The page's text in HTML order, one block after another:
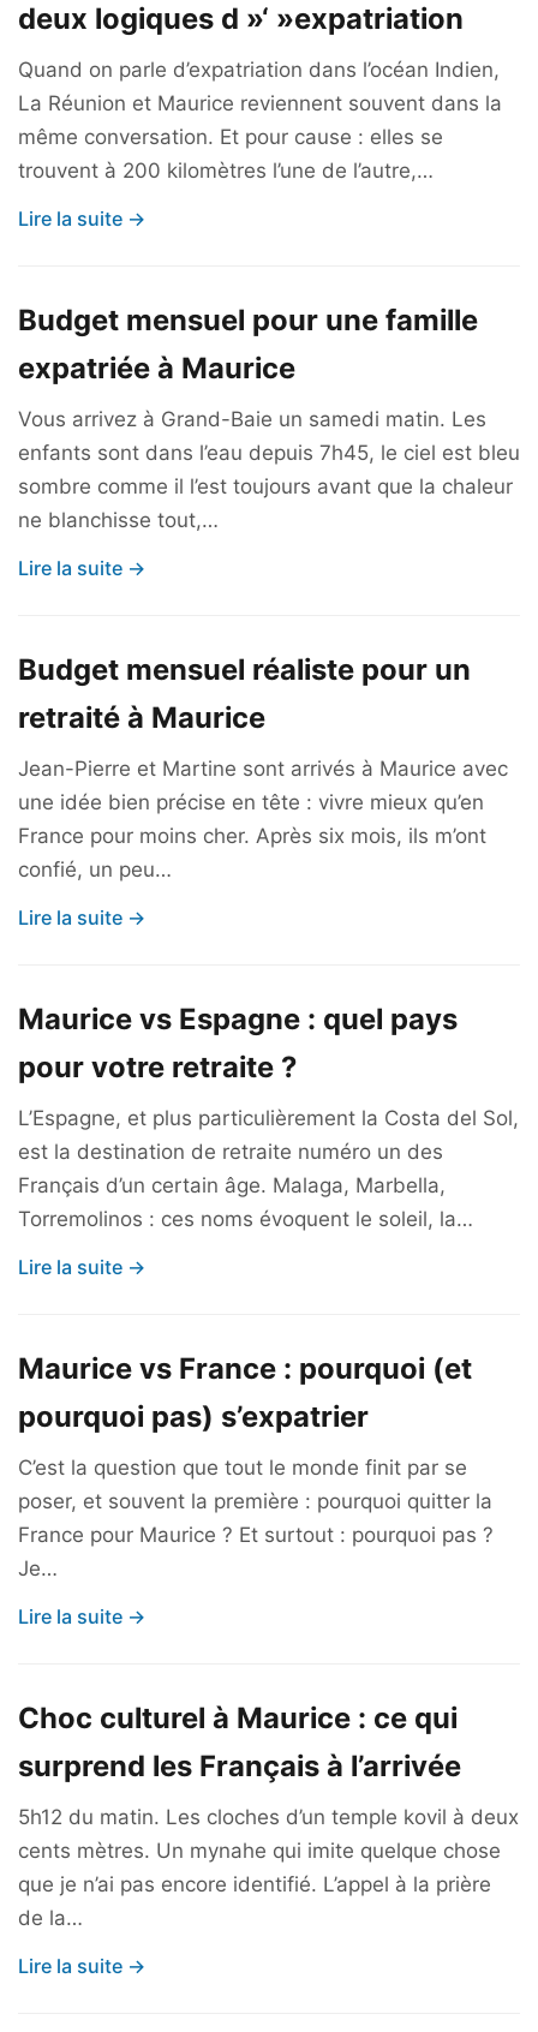
deux logiques d »‘ »expatriation
Quand on parle d’expatriation dans l’océan Indien,
La Réunion et Maurice reviennent souvent dans la
même conversation. Et pour cause : elles se
trouvent à 200 kilomètres l’une de l’autre,…
Lire la suite →
Budget mensuel pour une famille
expatriée à Maurice
Vous arrivez à Grand-Baie un samedi matin. Les
enfants sont dans l’eau depuis 7h45, le ciel est bleu
sombre comme il l’est toujours avant que la chaleur
ne blanchisse tout,…
Lire la suite →
Budget mensuel réaliste pour un
retraité à Maurice
Jean-Pierre et Martine sont arrivés à Maurice avec
une idée bien précise en tête : vivre mieux qu’en
France pour moins cher. Après six mois, ils m’ont
confié, un peu…
Lire la suite →
Maurice vs Espagne : quel pays
pour votre retraite ?
L’Espagne, et plus particulièrement la Costa del Sol,
est la destination de retraite numéro un des
Français d’un certain âge. Malaga, Marbella,
Torremolinos : ces noms évoquent le soleil, la…
Lire la suite →
Maurice vs France : pourquoi (et
pourquoi pas) s’expatrier
C’est la question que tout le monde finit par se
poser, et souvent la première : pourquoi quitter la
France pour Maurice ? Et surtout : pourquoi pas ?
Je…
Lire la suite →
Choc culturel à Maurice : ce qui
surprend les Français à l’arrivée
5h12 du matin. Les cloches d’un temple kovil à deux
cents mètres. Un mynahe qui imite quelque chose
que je n’ai pas encore identifié. L’appel à la prière
de la…
Lire la suite →